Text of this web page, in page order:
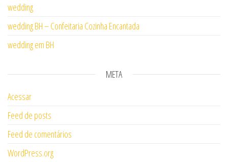
wedding
wedding BH – Confeitaria Cozinha Encantada
wedding em BH
META
Acessar
Feed de posts
Feed de comentários
WordPress.org